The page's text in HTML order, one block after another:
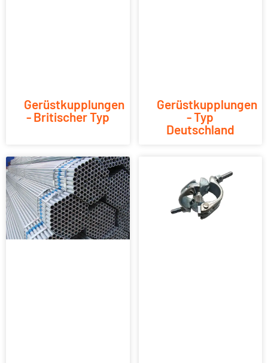
Gerüstkupplungen
- Britischer Typ
Gerüstkupplungen
- Typ
Deutschland